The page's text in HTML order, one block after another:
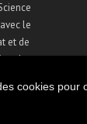
cookies pour
le
et de
de